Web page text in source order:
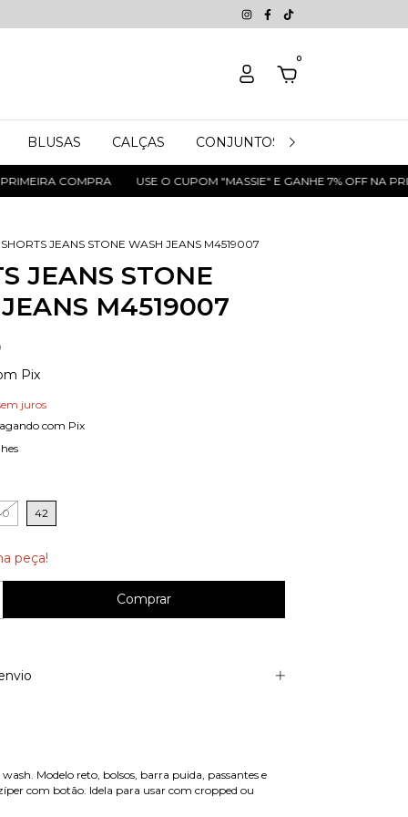
0
BLUSAS CALÇAS CONJUNTOS
COMPRA USE O CUPOM "MASSIE" E GANHE 7% OFF NA
SHORTS JEANS STONE WASH JEANS M4519007
JEANS STONE
M4519007
Pix
juros
com Pix
42
peça!
Modelo reto, bolsos, barra puida, passantes e
com botão. Idela para usar com cropped ou